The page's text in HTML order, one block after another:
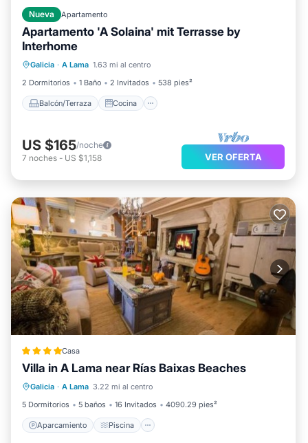
Nueva Apartamento
Apartamento 'A Solaina' mit Terrasse by
Interhome
Galicia · A Lama 1.63 mi al centro
2 Dormitorios
1 Baño 2 Invitados 538 pies²
Balcón/Terraza Cocina
Balcón/Terraza
Se admiten mascotas
US $165/noche
7 noches - US $1,158 VER OFERTA
Casa
Villa in A Lama near Rías Baixas Beaches
Galicia · A Lama 3.22 mi al centro
5 Dormitorios
5 baños 16 Invitados 4090.29 pies²
Aparcamiento Piscina
Aparcamiento
Piscina
Balcón/Terraza
Vistas